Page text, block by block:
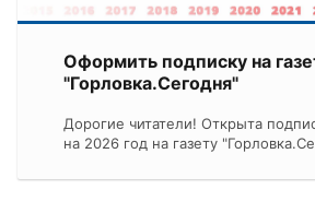
Оформить подписку на
"Горловка.Сегодня"
Дорогие читатели! Открыта
на 2026 год на газету